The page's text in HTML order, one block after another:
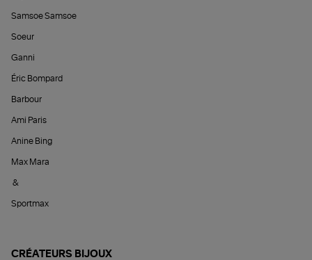
Samsoe Samsoe
Soeur
Ganni
Éric Bompard
Barbour
Ami Paris
Anine Bing
Max Mara
&
Sportmax
CRÉATEURS BIJOUX